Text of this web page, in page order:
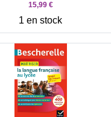
15,99 €
1 en stock